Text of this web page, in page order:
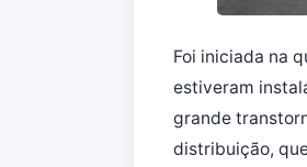
Foi iniciada na
estiveram
grande
distribuição,